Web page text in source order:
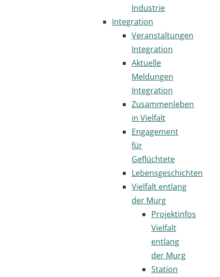
Industrie
Integration
Veranstaltungen
Integration
Aktuelle
Meldungen
Integration
Zusammenleben
in Vielfalt
Engagement
für
Geflüchtete
Lebensgeschichten
Vielfalt entlang
der Murg
Projektinfos
Vielfalt
entlang
der Murg
Station